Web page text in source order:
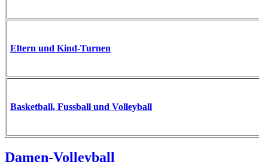
Eltern und Kind-Turnen
Basketball, Fussball und Volleyball
Damen-Volleyball